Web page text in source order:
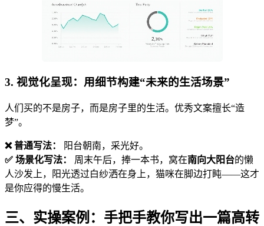
3. 视觉化呈现：用细节构建“未来的生活场景”
人们买的不是房子，而是房子里的生活。优秀文案擅长“造
梦”。
❌ 普通写法：
阳台朝南，采光好。
✅ 场景化写法：
周末午后，捧一本书，窝在南向大阳台的懒
人沙发上，阳光透过白纱洒在身上，猫咪在脚边打盹——这才
是你应得的慢生活。
三、实操案例：手把手教你写出一篇高转